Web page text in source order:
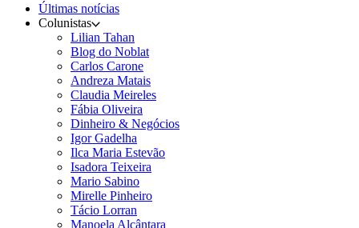
Últimas notícias
Colunistas
Lilian Tahan
Blog do Noblat
Carlos Carone
Andreza Matais
Claudia Meireles
Fábia Oliveira
Dinheiro & Negócios
Igor Gadelha
Ilca Maria Estevão
Isadora Teixeira
Mario Sabino
Mirelle Pinheiro
Tácio Lorran
Manoela Alcântara